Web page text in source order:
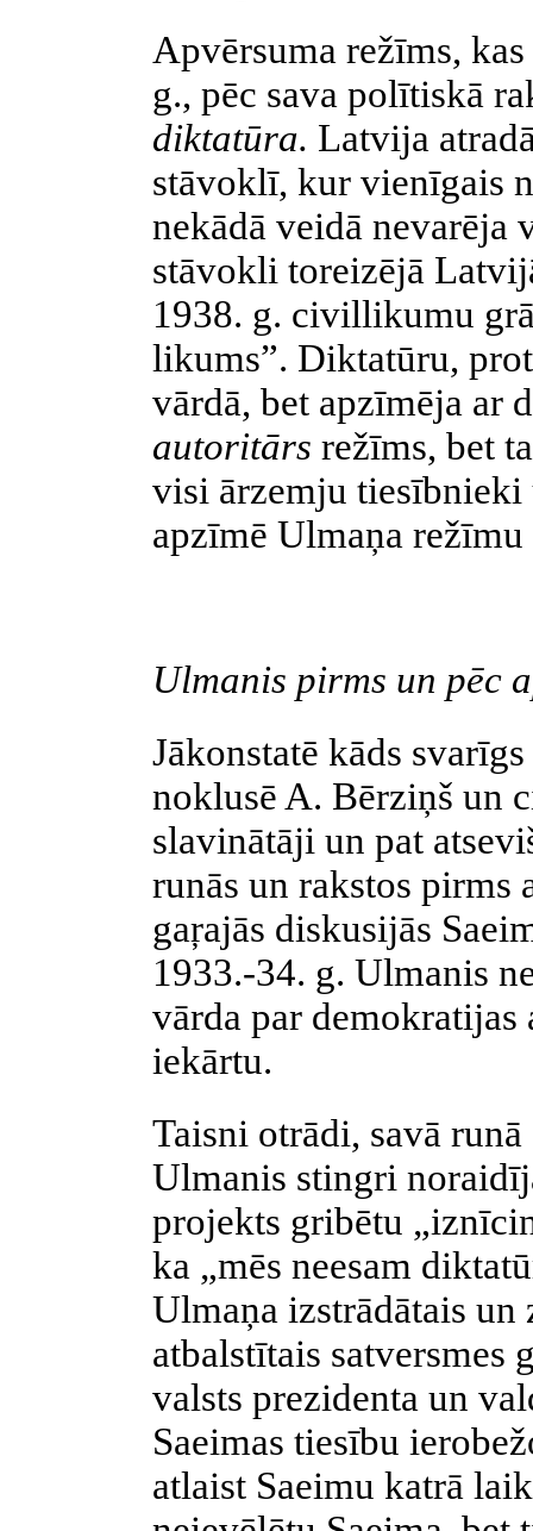
Apvērsuma režīms,
g., pēc sava polītiskā
diktatūra. Latvija
stāvoklī, kur vienīgais
nekādā veidā nevarēja
stāvokli toreizējā
1938. g. civillikumu
likums”. Diktatūru,
vārdā, bet apzīmēja ar
autoritārs režīms, bet
visi ārzemju tiesībnieki
apzīmē Ulmaņa
Ulmanis pirms un pēc
Jākonstatē kāds
noklusē A. Bērziņš un
slavinātāji un pat
runās un rakstos pirms
gaŗajās diskusijās
1933.-34. g. Ulmanis
vārda par demokratijas
iekārtu.
Taisni otrādi, savā
Ulmanis stingri
projekts gribētu
ka „mēs neesam
Ulmaņa izstrādātais un
atbalstītais satversmes
valsts prezidenta un
Saeimas tiesību
atlaist Saeimu katrā